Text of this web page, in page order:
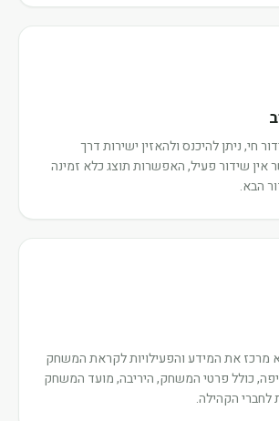
חי, ניתן להיכנס ולהאזין ישירות דרך
אין שידור פעיל, האפשרות תוצג כלא זמינה
הבא.
את המידע והפעילויות לקראת המשחק
כולל פרטי המשחק, היריבה, מועד המשחק
לחברי הקהילה.